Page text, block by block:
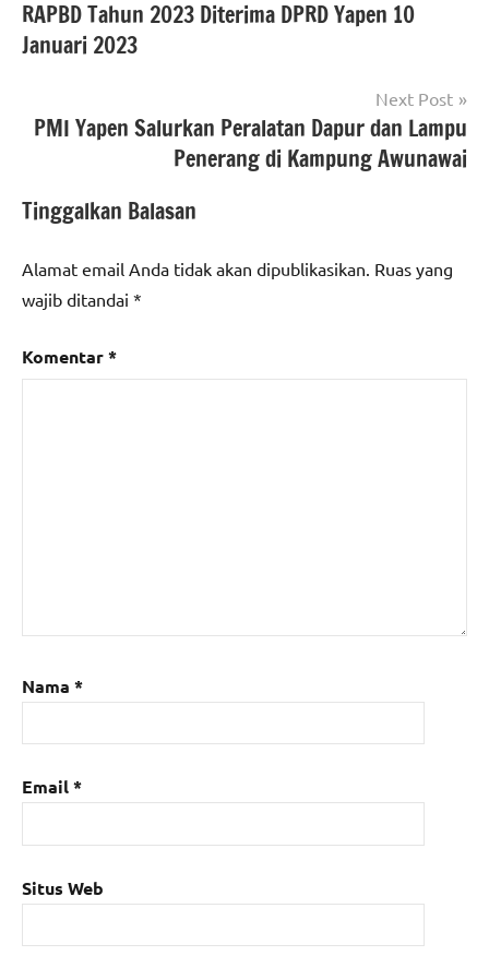
pos
RAPBD Tahun 2023 Diterima DPRD Yapen 10
Januari 2023
Next Post
PMI Yapen Salurkan Peralatan Dapur dan Lampu
Penerang di Kampung Awunawai
Tinggalkan Balasan
Alamat email Anda tidak akan dipublikasikan. Ruas yang
wajib ditandai *
Komentar*
Nama *
Email*
Situs Web